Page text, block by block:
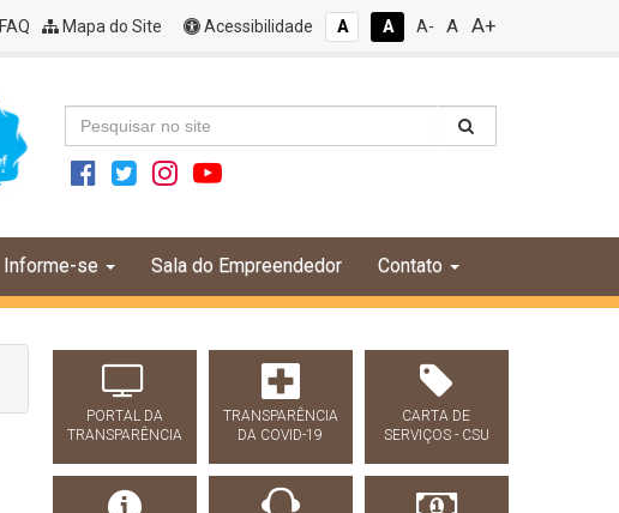
FAQ Mapa do Site Acessibilidade A A A- A A+
Informe-se Sala do Empreendedor Contato
PORTAL DA
TRANSPARÊNCIA
TRANSPARÊNCIA
DA COVID-19
CARTA DE
SERVIÇOS - CSU